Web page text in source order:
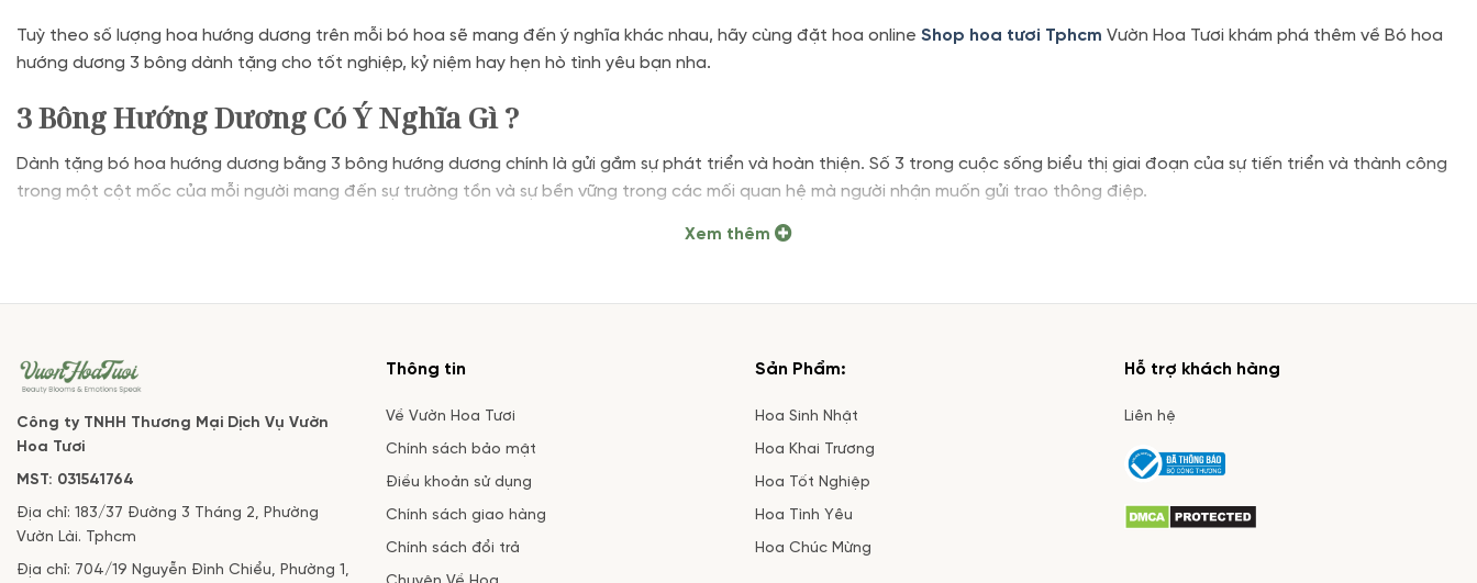
Tuỳ theo số lượng hoa hướng dương trên mỗi bó hoa sẽ mang đến ý nghĩa khác nhau, hãy cùng đặt hoa online Shop hoa tươi Tphcm Vườn Hoa Tươi khám phá thêm về Bó hoa
hướng dương 3 bông dành tặng cho tốt nghiệp, kỷ niệm hay hẹn hò tình yêu bạn nha.
3 Bông Hướng Dương Có Ý Nghĩa Gì ?
Dành tặng bó hoa hướng dương bằng 3 bông hướng dương chính là gửi gắm sự phát triển và hoàn thiện. Số 3 trong cuộc sống biểu thị giai đoạn của sự tiến triển và thành công
trong một cột mốc của mỗi người mang đến sự trường tồn và sự bền vững trong các mối quan hệ mà người nhận muốn gửi trao thông điệp.
Xem thêm
Công ty TNHH Thương Mại Dịch Vụ Vườn
Hoa Tươi
MST: 031541764
Địa chỉ: 183/37 Đường 3 Tháng 2, Phường
Vườn Lài. Tphcm
Địa chỉ: 704/19 Nguyễn Đình Chiểu, Phường 1,
Thông tin
Về Vườn Hoa Tươi
Chính sách bảo mật
Điều khoản sử dụng
Chính sách giao hàng
Chính sách đổi trả
Sản Phẩm:
Hoa Sinh Nhật
Hoa Khai Trương
Hoa Tốt Nghiệp
Hoa Tình Yêu
Hoa Chúc Mừng
Hỗ trợ khách hàng
Liên hệ